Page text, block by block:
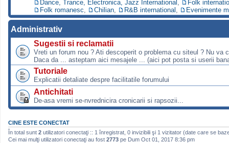
Dance, Trance, Electronica, Jazz International
Folk
Folk romanesc
Chilian R&B international Evenimente
Administrativ
Sugestii si reclamatii
Vreti un forum nou ? Ati descoperit o problema cu siteul ? Nu va
Daca da ... asteptam aici mesajele ... (aici pot posta si userii
Tutoriale
Explicatii detaliate despre facilitatile forumului
Antichitati
De-asa vremi se-nvrednicira cronicarii si rapsozii...
CINE ESTE CONECTAT
În total sunt 2 utilizatori conectaţi :: 1 înregistrat, 0 invizibili şi 1 vizitator (date care se
Cei mai mulţi utilizatori conectaţi au fost 2773 pe Dum Oct 01, 2017 8:36 pm